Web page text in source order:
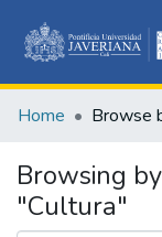
Home Browse
Browsing
"Cultura"